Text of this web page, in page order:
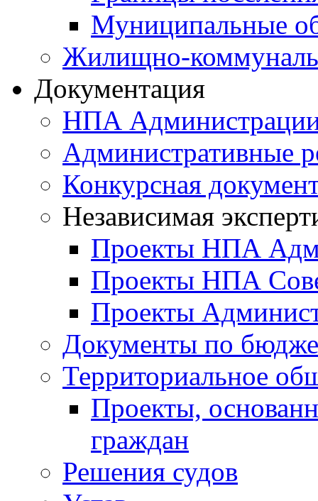
Муниципальные
Жилищно-
Документация
НПА
Административные
Конкурсная
Независимая
Проекты НПА
Проекты НПА
Проекты
Документы по
Территориальное
Проекты,
граждан
Решения судов